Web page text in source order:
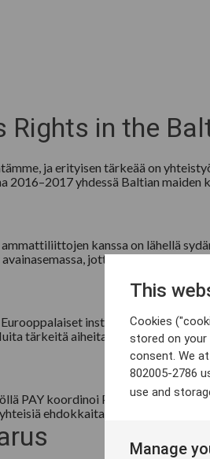
Rights in the
ja erityisen tärkeää on
yhdessä Baltian maiden
kanssa on lähellä
jotta alueella
instituutiot ovat
tärkeitä aiheita pohjoismaiselle
PAY koordinoi Pohjoismaiden
ehdokkaita kansainvälisiin ay-
This
Cookies
stored on your
consent. We
802005-2786
use and
Manage